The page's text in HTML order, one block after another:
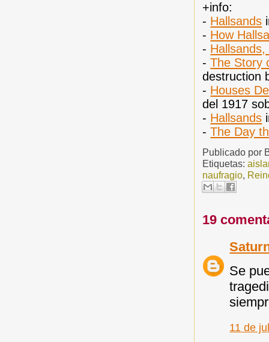
+info:
- Hallsands
- How
-
-The Story
destruction
- Houses
del 1917
- Hallsands
-The Day
Publicado por
Etiquetas:
naufragio,
19
Se
11 de